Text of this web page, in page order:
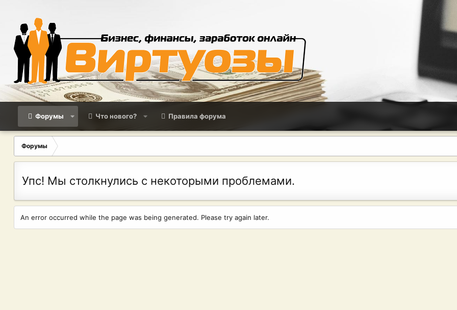
Форумы Что нового? Правила форума
Форумы
Упс! Мы столкнулись с некоторыми проблемами.
An error occurred while the page was being generated. Please try again later.